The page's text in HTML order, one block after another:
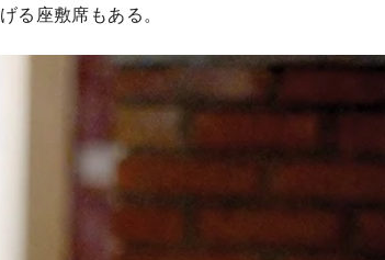
る座敷席もある。